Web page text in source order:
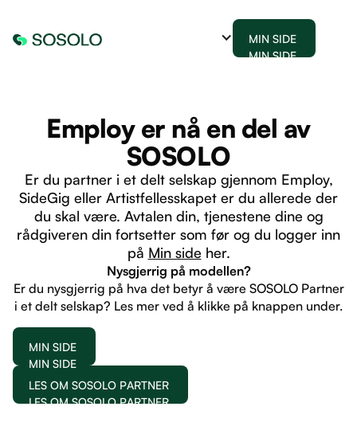
MIN SIDE
MIN SIDE
Employ er nå en del av
SOSOLO
Er du partner i et delt selskap gjennom Employ,
SideGig eller Artistfellesskapet er du allerede der
du skal være. Avtalen din, tjenestene dine og
rådgiveren din fortsetter som før og du logger inn
på Min side her.
Nysgjerrig på modellen?
Er du nysgjerrig på hva det betyr å være SOSOLO Partner
i et delt selskap? Les mer ved å klikke på knappen under.
MIN SIDE
MIN SIDE
LES OM SOSOLO PARTNER
LES OM SOSOLO PARTNER